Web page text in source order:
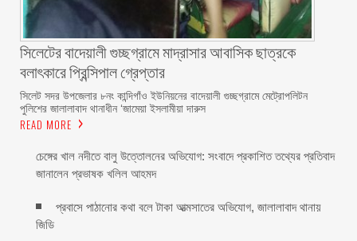
সিলেটের বাদেয়ালী গুচ্ছগ্রামে মাদ্রাসার আবাসিক ছাত্রকে
বলাৎকারে প্রিন্সিপাল গ্রেপ্তার ‎
সিলেট সদর উপজেলার ৮নং কান্দিগাঁও ইউনিয়নের বাদেয়ালী গুচ্ছগ্রামে মেট্রোপলিটন
পুলিশের জালালাবাদ থানাধীন ‘জামেয়া ইসলামীয়া দারুস
READ MORE
চেঙ্গের খাল নদীতে বালু উত্তোলনের অভিযোগ: সংবাদে প্রকাশিত তথ্যের প্রতিবাদ
জানালেন প্রভাষক খলিল আহমদ
প্রবাসে পাঠানোর কথা বলে টাকা আত্মসাতের অভিযোগ, জালালাবাদ থানায়
জিডি ‎